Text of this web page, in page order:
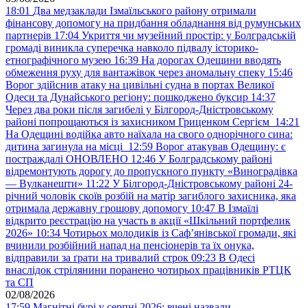
18:01 Два медзаклади Ізмаїльського району отримали
фінансову допомогу на придбання обладнання від румунських
партнерів 17:04 Укриття чи музейний простір: у Болградській
громаді виникла суперечка навколо підвалу історико-
етнографічного музею 16:39 На дорогах Одещини вводять
обмеження руху для вантажівок через аномальну спеку 15:46
Ворог здійснив атаку на цивільні судна в портах Великої
Одеси та Дунайського регіону: пошкоджено буксир 14:37
Через два роки після загибелі у Білгород-Дністровському
районі попрощаються із захисником Гриценком Сергієм 14:21
На Одещині водійка авто наїхала на свого однорічного сина:
дитина загинула на місці 12:59 Ворог атакував Одещину: є
постраждалі ОНОВЛЕНО 12:46 У Болградському районі
відремонтують дорогу до пропускного пункту «Виноградівка
— Вулканешти» 11:22 У Білгород-Дністровському районі 24-
річний чоловік скоїв розбій на матір загиблого захисника, яка
отримала державну грошову допомогу 10:47 В Ізмаїлі
відкрито реєстрацію на участь в акції «Шкільний портфелик
2026» 10:34 Чотирьох молодиків із Саф’янівської громади, які
вчинили розбійний напад на пенсіонерів та їх онука,
відправили за ґрати на тривалий строк 09:23 В Одесі
внаслідок стрілянини поранено чотирьох працівників РТЦК
та СП
02/08/2026